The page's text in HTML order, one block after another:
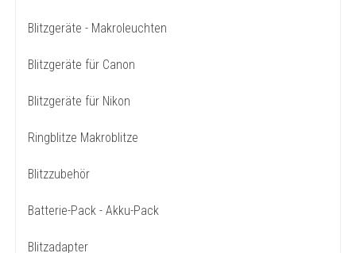
Blitzgeräte - Makroleuchten
Blitzgeräte für Canon
Blitzgeräte für Nikon
Ringblitze Makroblitze
Blitzzubehör
Batterie-Pack - Akku-Pack
Blitzadapter